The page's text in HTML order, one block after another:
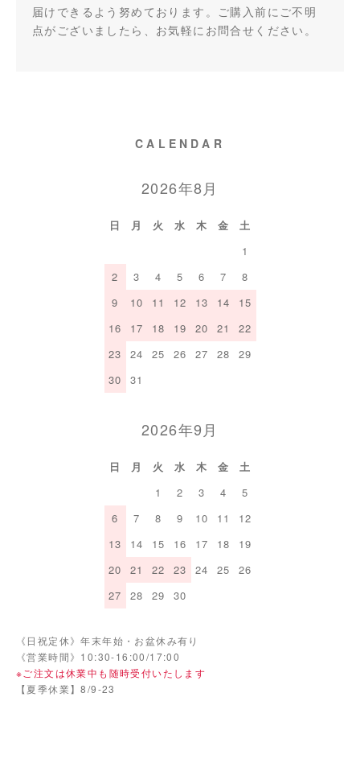
届けできるよう努めております。ご購入前にご不明
点がございましたら、お気軽にお問合せください。
CALENDAR
2026年8月
日 月 火 水 木 金
土
1
2
3 4 5 6 7
8
9
10 11 12 13 14
15
16
17 18 19 20 21
22
23
24 25 26 27 28
29
30
31
2026年9月
日 月 火 水 木 金
土
1
2 3 4
5
6
7 8 9 10 11
12
13
14 15 16 17 18
19
20
21 22 23 24 25
26
27
28 29 30
《日祝定休》年末年始・お盆休み有り
《営業時間》10:30-16:00/17:00
※ご注文は休業中も随時受付いたします
【夏季休業】8/9-23